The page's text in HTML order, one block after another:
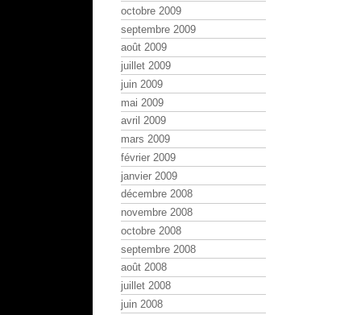
octobre 2009
septembre 2009
août 2009
juillet 2009
juin 2009
mai 2009
avril 2009
mars 2009
février 2009
janvier 2009
décembre 2008
novembre 2008
octobre 2008
septembre 2008
août 2008
juillet 2008
juin 2008